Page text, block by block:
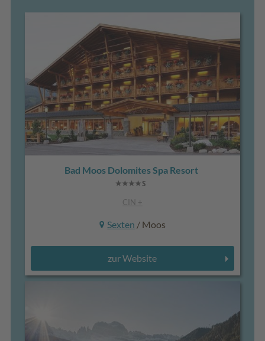
Bad Moos Dolomites Spa Resort
CIN +
Sexten / Moos
zur Website